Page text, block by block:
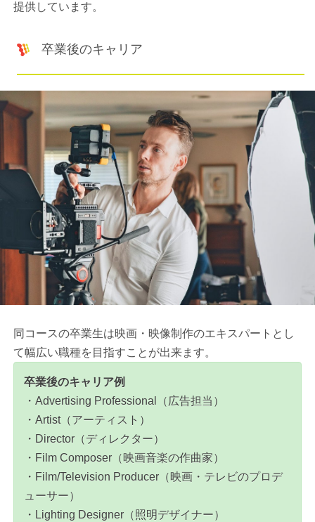
提供しています。
卒業後のキャリア
同コースの卒業生は映画・映像制作のエキスパートとし
て幅広い職種を目指すことが出来ます。
卒業後のキャリア例
・Advertising Professional（広告担当）
・Artist（アーティスト）
・Director（ディレクター）
・Film Composer（映画音楽の作曲家）
・Film/Television Producer（映画・テレビのプロデ
ューサー）
・Lighting Designer（照明デザイナー）